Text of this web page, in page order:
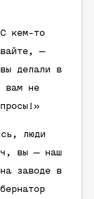
кем-то
—
делали в
вам не
люди
вы — наш
заводе в